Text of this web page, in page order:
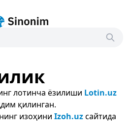
лотинча ёзилиши Lotin.uz
қилинган.
изоҳини Izoh.uzсайтида